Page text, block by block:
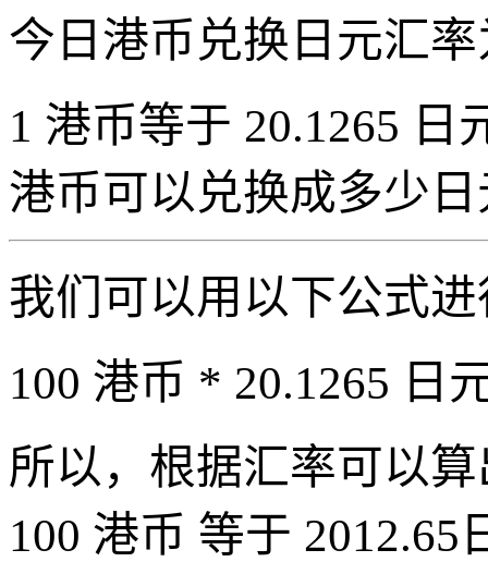
今日港币兑换日元汇
1 港币等于 20.1265 日
港币可以兑换成多少
我们可以用以下公式
100 港币 * 20.1265 日
所以，根据汇率可以
100 港币 等于 2012.65